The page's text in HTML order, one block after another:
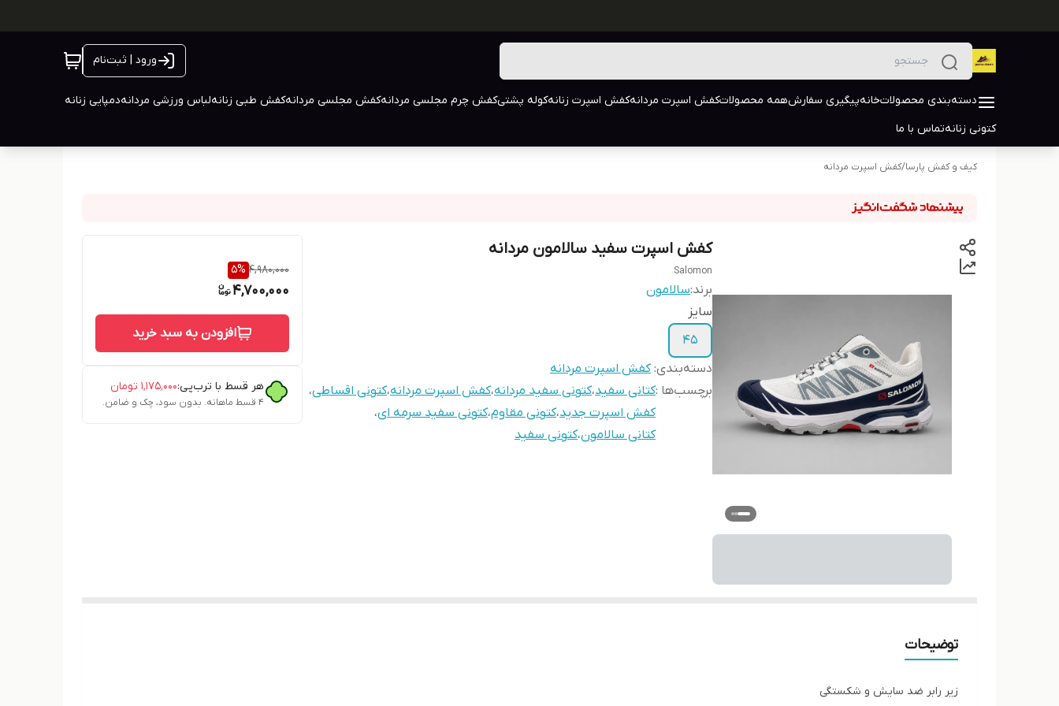
ورود | ثبت‌نام
دسته‌بندی محصولاتخانهپیگیری سفارشهمه محصولاتکفش اسپرت مردانهکفش اسپرت زنانهکوله پشتیکفش چرم مجلسی مردانهکفش مجلسی مردانهکفش طبی زنانهلباس ورزشی مردانهدمپایی زنانه
کتونی زنانهتماس با ما
کیف و کفش پارسا/کفش اسپرت مردانه
کفش اسپرت سفید سالامون مردانه
Salomon
برند:سالامون
سایز
45
دسته‌بندی:کفش اسپرت مردانه
برچسب‌ها :کتانی سفید،کتونی سفید مردانه،کفش اسپرت مردانه،کتونی اقساطی،
کفش اسپرت جدید،کتونی مقاوم،کتونی سفید سرمه ای،
کتانی سالامون،کتونی سفید
4,980,000
5%
4,700,000
افزودن به سبد خرید
هر قسط با ترب‌پی:۱٬۱۷۵٬۰۰۰ تومان
۴ قسط ماهانه. بدون سود، چک و ضامن.
توضیحات
زیر رابر ضد سایش و شکستگی